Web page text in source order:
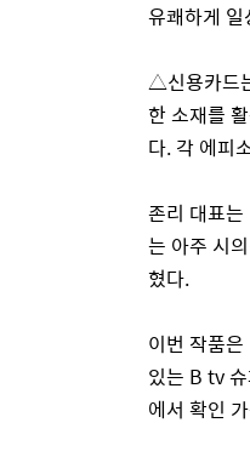
유쾌하게
△신용카드
한 소재를
다. 각 에피
존리 대표는
는 아주 시
혔다.
이번 작품은
있는 B tv
에서 확인